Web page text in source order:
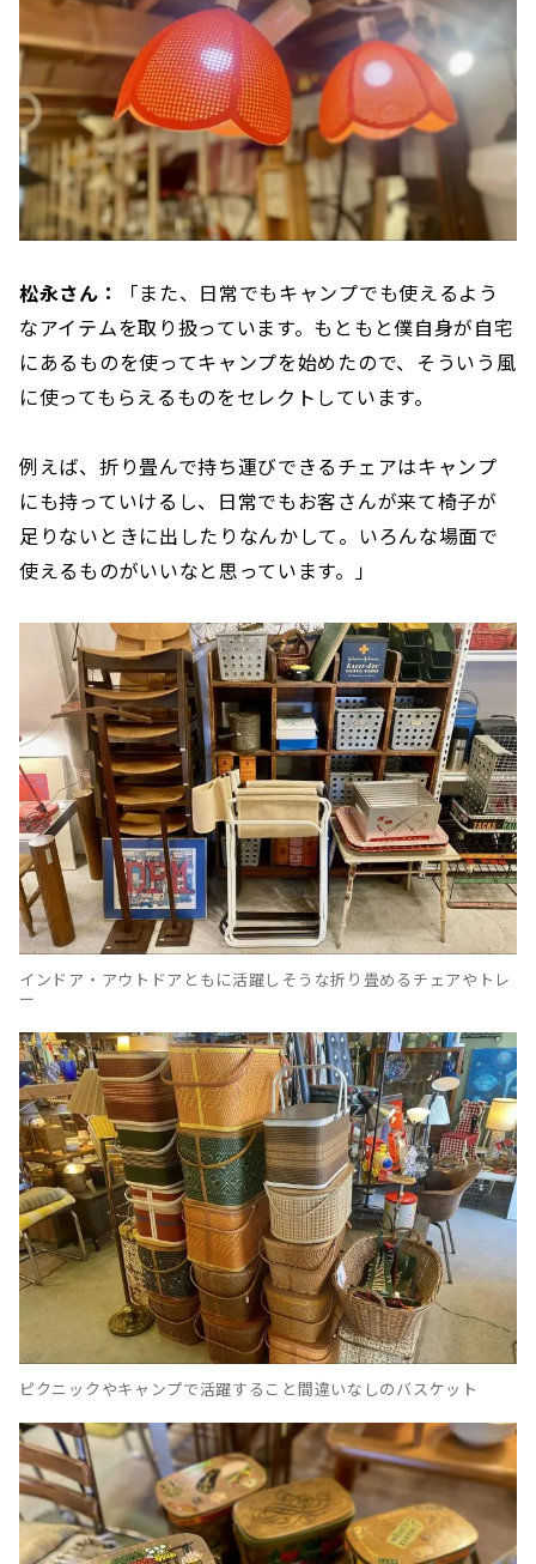
松永さん：
「また、日常でもキャンプでも使えるよう
なアイテムを取り扱っています。もともと僕自身が自宅
にあるものを使ってキャンプを始めたので、そういう風
に使ってもらえるものをセレクトしています。
例えば、折り畳んで持ち運びできるチェアはキャンプ
にも持っていけるし、日常でもお客さんが来て椅子が
足りないときに出したりなんかして。いろんな場面で
使えるものがいいなと思っています。」
インドア・アウトドアともに活躍しそうな折り畳めるチェアやトレ
ー
ピクニックやキャンプで活躍すること間違いなしのバスケット